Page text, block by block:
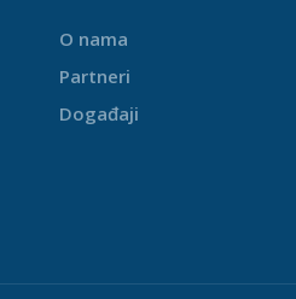
O nama
Partneri
Događaji